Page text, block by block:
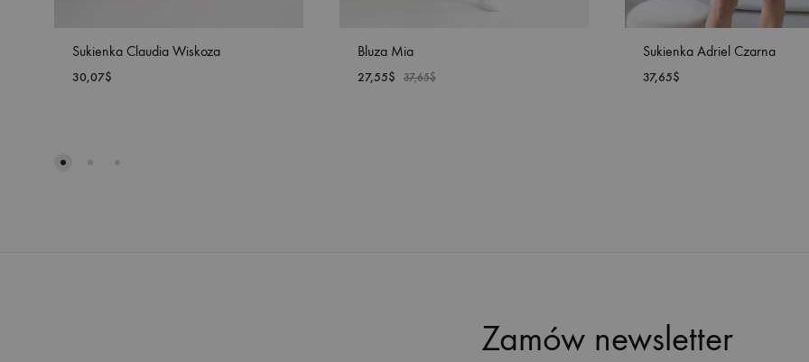
Sukienka Claudia Wiskoza
30,07$
Bluza Mia
27,55$ 37,65$
Sukienka Adriel Czarna
37,65$
Zamów newsletter